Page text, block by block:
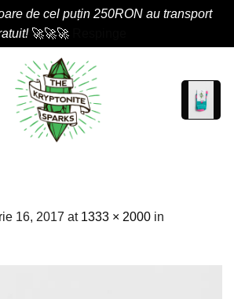
de cel puțin 250RON au transport
🚀🚀🚀
16, 2017 at 1333 × 2000 in